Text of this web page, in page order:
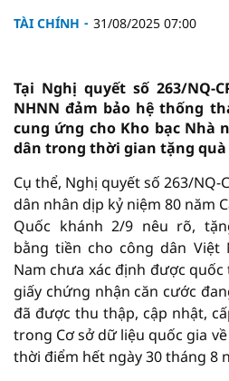
TÀI CHÍNH 31/08/2025 07:00
Tại Nghị quyết số 263/NQ-
NHNN đảm bảo hệ thống
cung ứng cho Kho bạc Nhà
dân trong thời gian tặng quà
Cụ thể, Nghị quyết số 263/NQ-
dân nhân dịp kỷ niệm 80 năm
Quốc khánh 2/9 nêu rõ,
bằng tiền cho công dân Việt
Nam chưa xác định được
giấy chứng nhận căn cước
đã được thu thập, cập nhật,
trong Cơ sở dữ liệu quốc gia
thời điểm hết ngày 30 tháng 8